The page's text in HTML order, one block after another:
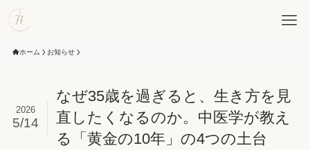
ホーム お知らせ
なぜ35歳を過ぎると、生き方を見
直したくなるのか。中医学が教え
る「黄金の10年」の4つの土台
2026
5/14